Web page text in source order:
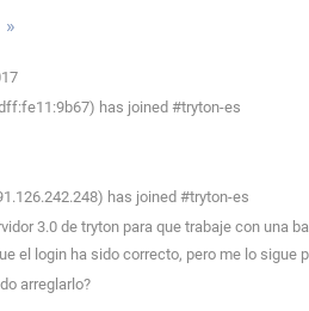
»
has joined #tryton-es
has joined #tryton-es
3.0 de tryton para que trabaje con una
el login ha sido correcto, pero me lo sigue
arreglarlo?